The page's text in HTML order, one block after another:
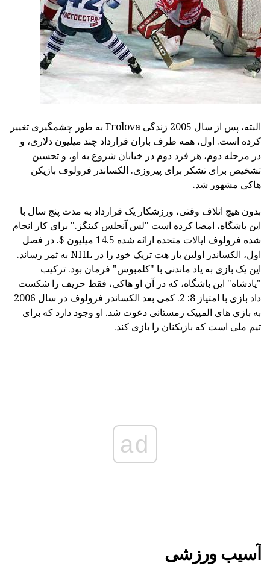
البته، پس از سال 2005 زندگی Frolova به طور چشمگیری تغییر
کرده است. اول، همه طرف باران قرارداد چند میلیون دلاری، و
در مرحله دوم، هر فرد دوم در خیابان شروع به او، و تحسین
تشخیص برای تشکر برای پیروزی. الکساندر فرولوف بازیکن
هاکی مشهور شد.
بدون هیچ اتلاف وقتی، ورزشکار یک قرارداد به مدت پنج سال با
این باشگاه، امضا کرده است "لس آنجلس کینگز." برای کار انجام
شده فرولوف ایالات متحده ارائه شده 14.5 میلیون $. در فصل
اول، الکساندر اولین بار هت تریک خود را در NHL به ثمر رساند.
این یک بازی به یاد ماندنی با "کلمبوس" فرمان بود. ترکیب
"پادشاه" این باشگاه، که در آن او هاکی، فقط حریف را شکست
داد بازی با امتیاز 8: 2. کمی بعد الکساندر فرولوف در سال 2006
به بازی های المپیک زمستانی دعوت شد. او وجود دارد که برای
تیم ملی است که بازیکنان را بازی کند.
ad
آسیب ورزشی